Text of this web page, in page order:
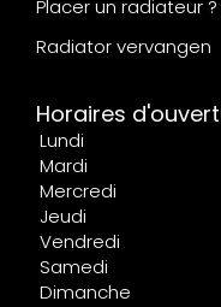
Placer un radiateur ?
Radiator vervangen
Horaires
Lundi
Mardi
Mercredi
Jeudi
Vendredi
Samedi
Dimanche